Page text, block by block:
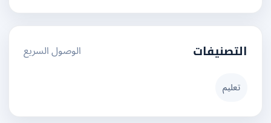
التصنيفات الوصول السريع